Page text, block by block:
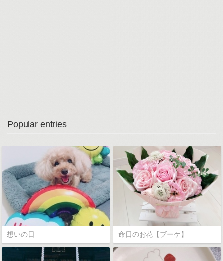
Popular entries
想いの日 命日のお花【ブーケ】